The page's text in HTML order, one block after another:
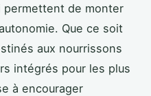
permettent de monter
Que ce soit
aux nourrissons
intégrés pour les plus
à encourager